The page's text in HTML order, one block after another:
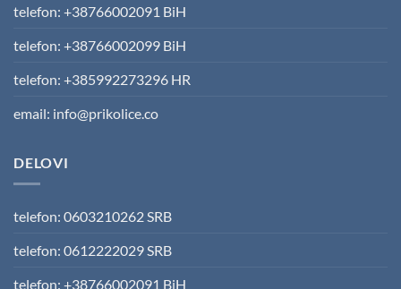
telefon: +38766002091 BiH
telefon: +38766002099 BiH
telefon: +385992273296 HR
email: info@prikolice.co
DELOVI
telefon: 0603210262 SRB
telefon: 0612222029 SRB
telefon: +38766002091 BiH